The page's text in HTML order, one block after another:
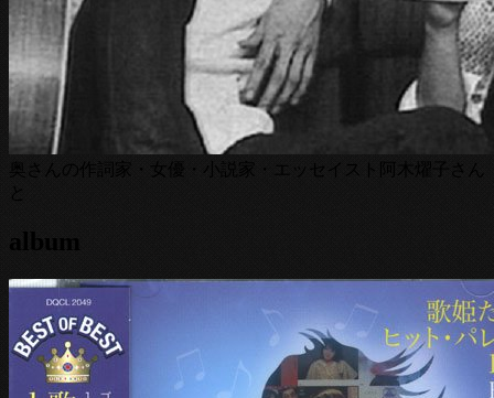
奥さんの作詞家・女優・小説家・エッセイスト阿木燿子さん
と
album